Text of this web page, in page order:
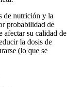
de nutrición y la
probabilidad de
afectar su calidad de
la dosis de
(lo que se